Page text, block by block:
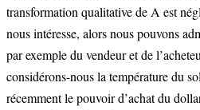
transformation qualitative de A est
nous intéresse, alors nous pouvons
par exemple du vendeur et de
considérons-nous la température du
récemment le pouvoir d’achat du